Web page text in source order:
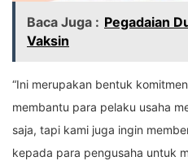
Baca Juga : Pegadaian
Vaksin
“Ini merupakan bentuk
membantu para pelaku usaha
saja, tapi kami juga ingin
kepada para pengusaha untuk